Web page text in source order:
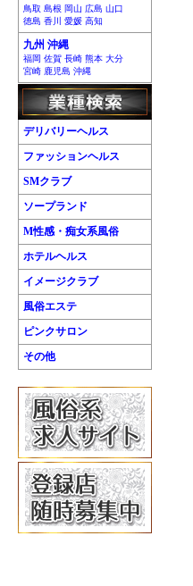
鳥取 島根 岡山 広島 山口
徳島 香川 愛媛 高知
九州 沖縄
福岡 佐賀 長崎 熊本 大分
宮崎 鹿児島 沖縄
デリバリーヘルス
ファッションヘルス
SMクラブ
ソープランド
M性感・痴女系風俗
ホテルヘルス
イメージクラブ
風俗エステ
ピンクサロン
その他